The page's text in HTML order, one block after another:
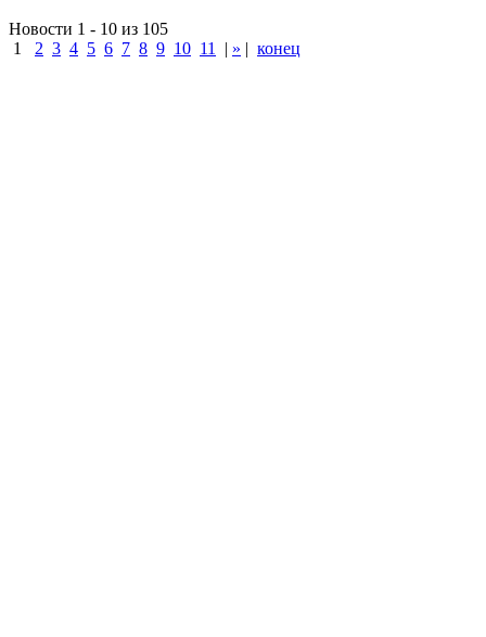
Новости 1 - 10 из 105
1
2 3 4 5 6 7 8 9 10 11 | » | конец